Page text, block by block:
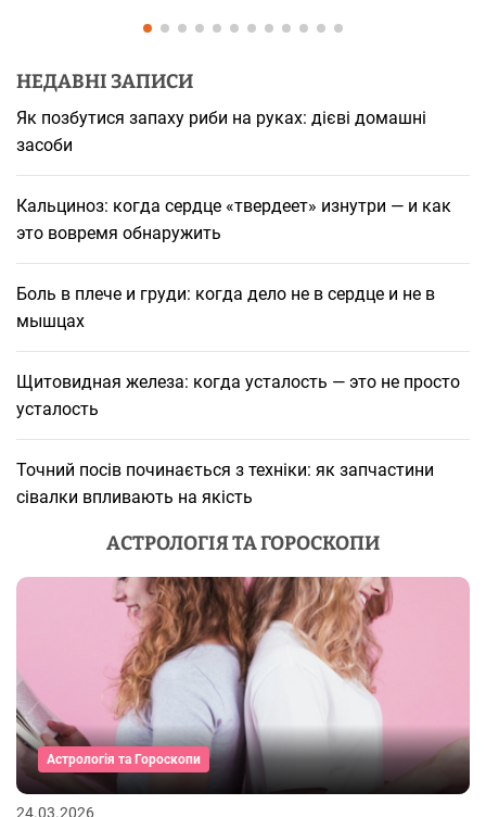
НЕДАВНІ ЗАПИСИ
Як позбутися запаху риби на руках: дієві домашні
засоби
Кальциноз: когда сердце «твердеет» изнутри — и как
это вовремя обнаружить
Боль в плече и груди: когда дело не в сердце и не в
мышцах
Щитовидная железа: когда усталость — это не просто
усталость
Точний посів починається з техніки: як запчастини
сівалки впливають на якість
АСТРОЛОГІЯ ТА ГОРОСКОПИ
Астрологія та Гороскопи
24.03.2026